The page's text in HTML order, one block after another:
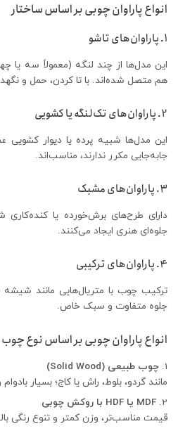
انواع پاراوان چوبی بر اساس ساختار
1. پاراوان‌های تاشو
این مدل‌ها از چند لنگه (معمولاً سه یا
هم متصل شده‌اند. با تا کردن، حمل و
2. پاراوان‌های تک‌لنگه یا کشویی
این مدل‌ها شبیه پرده یا دیوار کشویی
جابه‌جایی مکرر ندارند، مناسب‌اند.
3. پاراوان‌های مشبک
دارای طرح‌های برش‌خورده یا کنده‌کاری
جلوه‌ای هنری ایجاد می‌کنند.
4. پاراوان‌های ترکیبی
ترکیب چوب با متریال‌هایی مانند شیشه
جلوه متفاوت و سبک خاص.
انواع پاراوان چوبی بر اساس نوع چوب
چوب طبیعی (Solid Wood)
مانند گردو، بلوط، راش یا کاج؛ بسیار
MDF یا HDF با روکش چوبی
قیمت مناسب‌تر، وزن کمتر و تنوع رنگی